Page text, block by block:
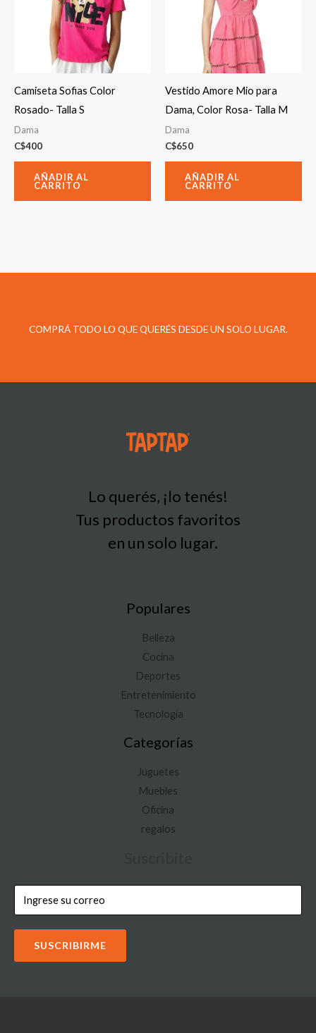
Camiseta Sofias Color
Rosado- Talla S
Dama
C$400
AÑADIR AL
CARRITO
Vestido Amore Mio para
Dama, Color Rosa- Talla M
Dama
C$650
AÑADIR AL
CARRITO
COMPRÁ TODO LO QUE QUERÉS DESDE UN SOLO LUGAR.
Lo querés, ¡lo tenés!
Tus productos favoritos
en un solo lugar.
Populares
Belleza
Cocina
Deportes
Entretenimiento
Tecnología
Categorías
Juguetes
Muebles
Oficina
regalos
SUSCRIBIRME